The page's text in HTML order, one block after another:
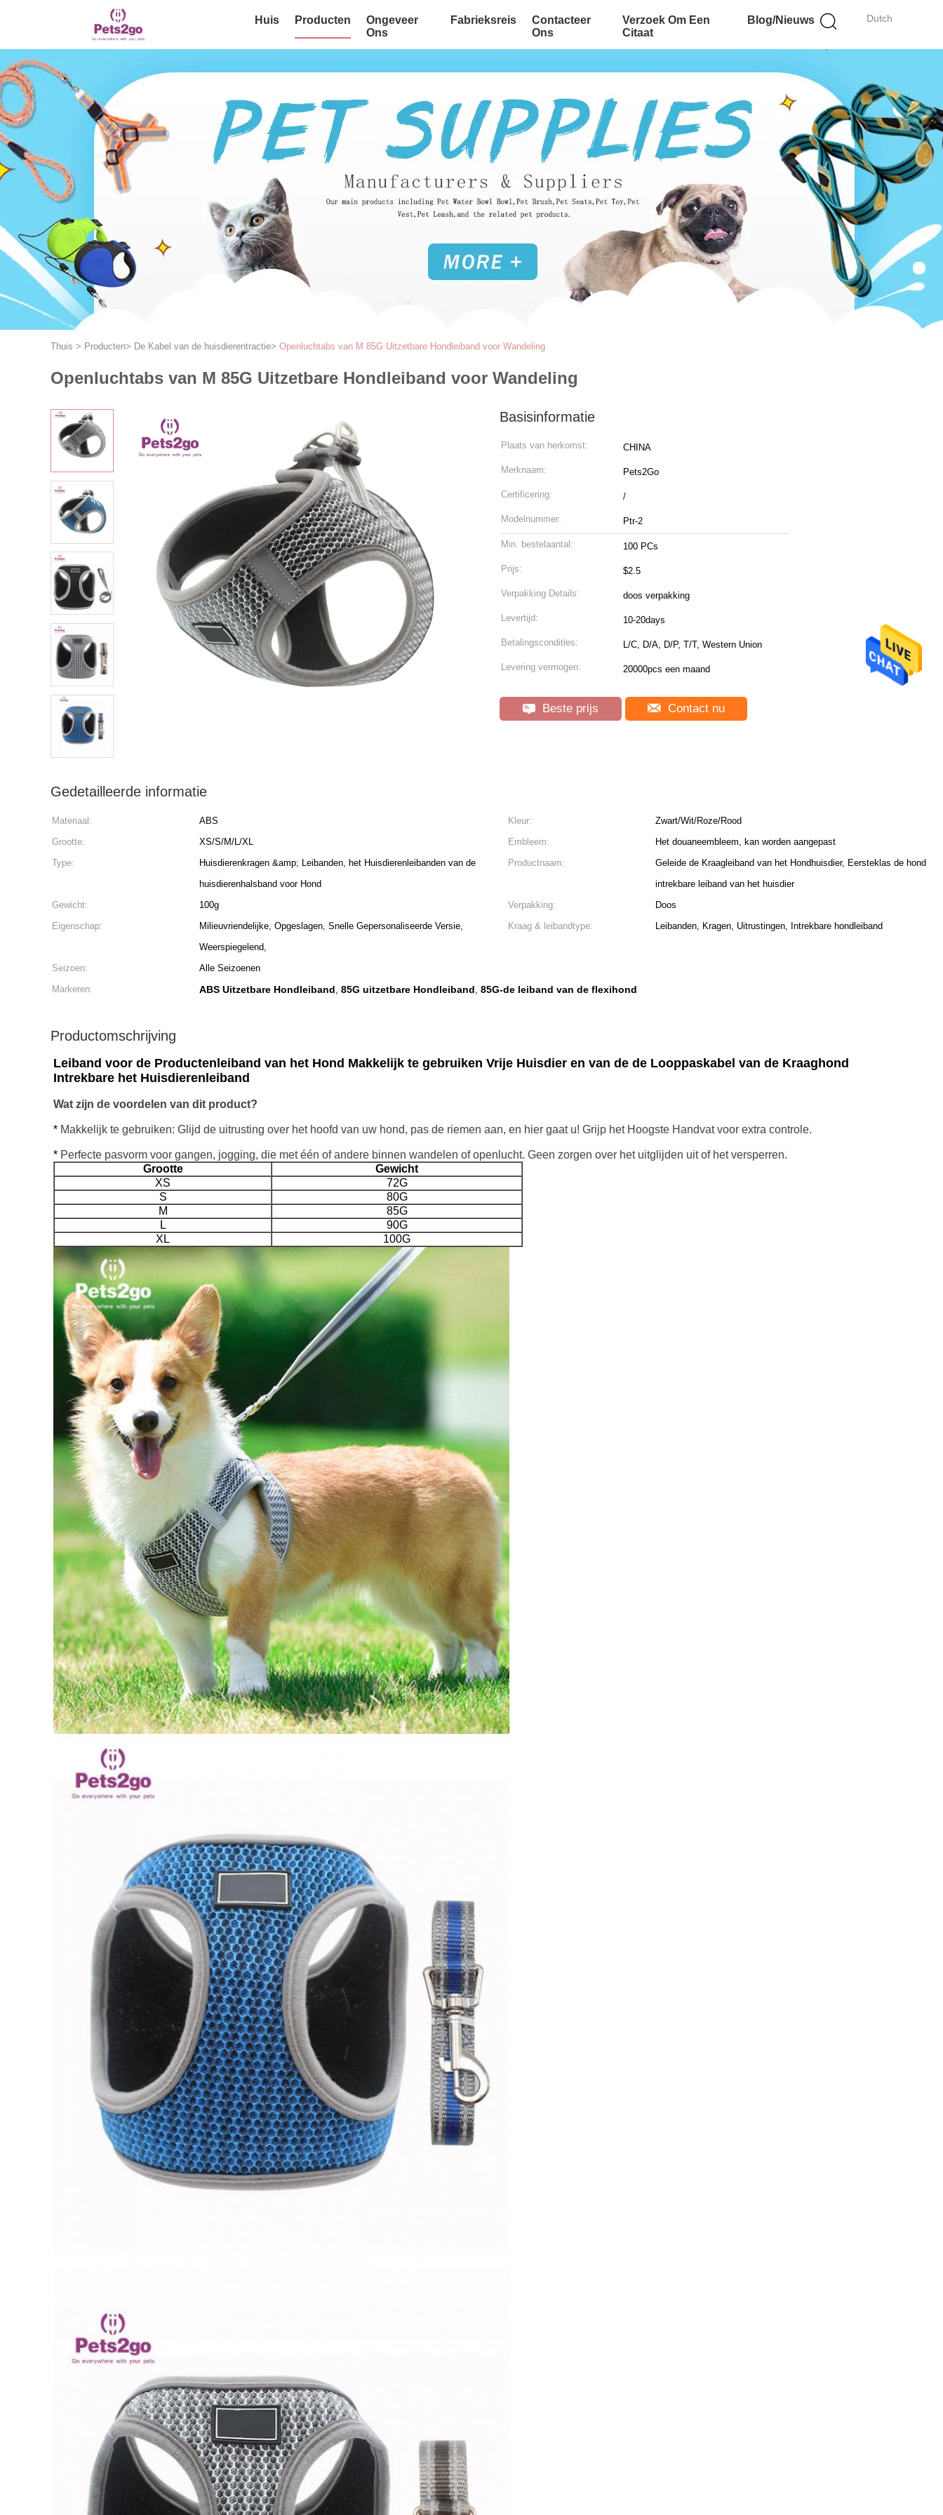
Dutch
Huis Producten
Ongeveer
Ons
Fabrieksreis
Contacteer
Ons
Verzoek Om Een
Citaat
Blog/Nieuws
Thuis > Producten> De Kabel van de huisdierentractie> Openluchtabs van M 85G Uitzetbare Hondleiband voor Wandeling
Openluchtabs van M 85G Uitzetbare Hondleiband voor Wandeling
Basisinformatie
Plaats van herkomst: CHINA
Merknaam: Pets2Go
Certificering: /
Modelnummer: Ptr-2
Min. bestelaantal: 100 PCs
Prijs: $2.5
Verpakking Details: doos verpakking
Levertijd: 10-20days
Betalingscondities: L/C, D/A, D/P, T/T, Western Union
Levering vermogen: 20000pcs een maand
Beste prijs Contact nu
Gedetailleerde informatie
Materiaal: ABS Kleur:
Zwart/Wit/Roze/Rood
Grootte:
XS/S/M/L/XL Embleem:
Het douaneembleem, kan worden aangepast
Type:
Huisdierenkragen &amp; Leibanden, het Huisdierenleibanden van de
huisdierenhalsband voor Hond
Productnaam:
Geleide de Kraagleiband van het Hondhuisdier, Eersteklas de hond
intrekbare leiband van het huisdier
Gewicht:
100g Verpakking:
Doos
Eigenschap:
Milieuvriendelijke, Opgeslagen, Snelle Gepersonaliseerde Versie,
Weerspiegelend,
Kraag & leibandtype: Leibanden, Kragen, Uitrustingen, Intrekbare hondleiband
Seizoen:
Alle Seizoenen
Markeren:
ABS Uitzetbare Hondleiband, 85G uitzetbare Hondleiband, 85G-de leiband van de flexihond
Productomschrijving
Leiband voor de Productenleiband van het Hond Makkelijk te gebruiken Vrije Huisdier en van de de Looppaskabel van de Kraaghond
Intrekbare het Huisdierenleiband
Wat zijn de voordelen van dit product?
* Makkelijk te gebruiken: Glijd de uitrusting over het hoofd van uw hond, pas de riemen aan, en hier gaat u! Grijp het Hoogste Handvat voor extra controle.
* Perfecte pasvorm voor gangen, jogging, die met één of andere binnen wandelen of openlucht. Geen zorgen over het uitglijden uit of het versperren.
Grootte
Gewicht
XS
72G
S
80G
M
85G
L
90G
XL
100G